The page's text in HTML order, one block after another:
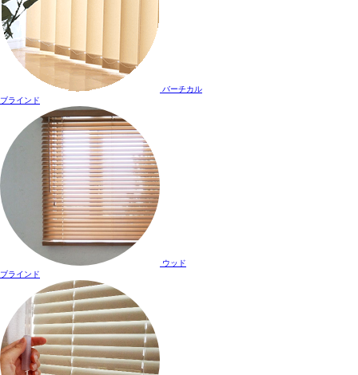
バーチカル
ブラインド
ウッド
ブラインド